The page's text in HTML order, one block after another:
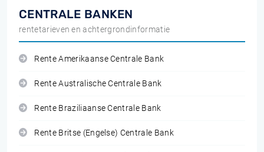
CENTRALE BANKEN
rentetarieven en achtergrondinformatie
Rente Amerikaanse Centrale Bank
Rente Australische Centrale Bank
Rente Braziliaanse Centrale Bank
Rente Britse (Engelse) Centrale Bank